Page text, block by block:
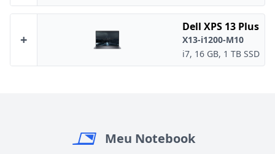
+
Dell XPS 13 Plus
X13-i1200-M10
i7, 16 GB, 1 TB SSD
Meu Notebook